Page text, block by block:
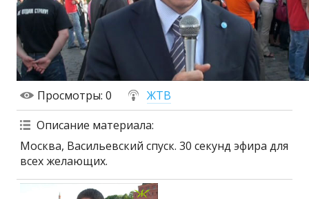
Просмотры: 0
ЖТВ
Описание материала:
Москва, Васильевский спуск. 30 секунд эфира для
всех желающих.